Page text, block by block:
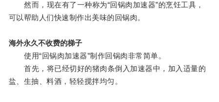
然而，现在有了一种称为“回锅肉加速器”的烹饪工具，
可以帮助人们快速制作出美味的回锅肉。
海外永久不收费的梯子
使用“回锅肉加速器”制作回锅肉非常简单。
首先，将已经切好的猪肉条倒入加速器中，加入适量的
盐、生抽、料酒，轻轻搅拌均匀。